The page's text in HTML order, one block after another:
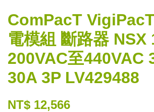
ComPacT
電模組 斷路器 NSX
200VAC至440VAC
30A 3P LV429488
NT$ 12,566